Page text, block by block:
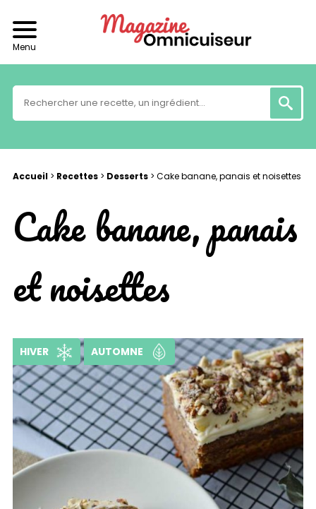
Menu
Accueil> Recettes> Desserts> Cake banane, panais et noisettes
Cake banane, panais
et noisettes
HIVER AUTOMNE